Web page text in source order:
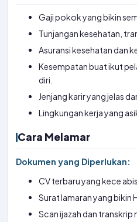
Gaji pokok yang bikin
Tunjangan kesehatan,
Asuransi kesehatan dan
Kesempatan buat ikut
diri.
Jenjang karir yang jelas
Lingkungan kerja yang
Cara Melamar
Dokumen yang Diperlukan:
CV terbaru yang kece
Surat lamaran yang bikin
Scan ijazah dan transkrip